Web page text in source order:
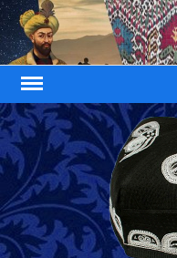
Skip
to
content